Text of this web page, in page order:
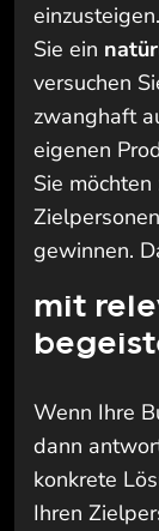
Sie ein
versuchen
zwanghaft
eigenen
Sie
gewinnen.
mit
Wenn Ihre
dann
konkrete
Ihren